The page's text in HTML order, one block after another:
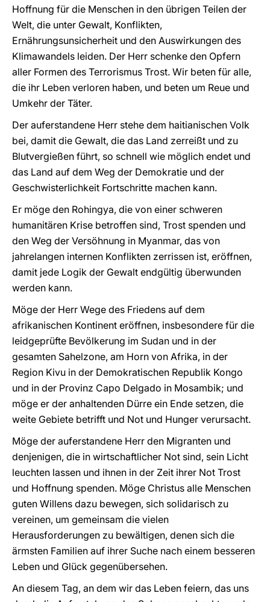
Hoffnung für die Menschen in den übrigen Teilen der
Welt, die unter Gewalt, Konflikten,
Ernährungsunsicherheit und den Auswirkungen des
Klimawandels leiden. Der Herr schenke den Opfern
aller Formen des Terrorismus Trost. Wir beten für alle,
die ihr Leben verloren haben, und beten um Reue und
Umkehr der Täter.
Der auferstandene Herr stehe dem haitianischen Volk
bei, damit die Gewalt, die das Land zerreißt und zu
Blutvergießen führt, so schnell wie möglich endet und
das Land auf dem Weg der Demokratie und der
Geschwisterlichkeit Fortschritte machen kann.
Er möge den Rohingya, die von einer schweren
humanitären Krise betroffen sind, Trost spenden und
den Weg der Versöhnung in Myanmar, das von
jahrelangen internen Konflikten zerrissen ist, eröffnen,
damit jede Logik der Gewalt endgültig überwunden
werden kann.
Möge der Herr Wege des Friedens auf dem
afrikanischen Kontinent eröffnen, insbesondere für die
leidgeprüfte Bevölkerung im Sudan und in der
gesamten Sahelzone, am Horn von Afrika, in der
Region Kivu in der Demokratischen Republik Kongo
und in der Provinz Capo Delgado in Mosambik; und
möge er der anhaltenden Dürre ein Ende setzen, die
weite Gebiete betrifft und Not und Hunger verursacht.
Möge der auferstandene Herr den Migranten und
denjenigen, die in wirtschaftlicher Not sind, sein Licht
leuchten lassen und ihnen in der Zeit ihrer Not Trost
und Hoffnung spenden. Möge Christus alle Menschen
guten Willens dazu bewegen, sich solidarisch zu
vereinen, um gemeinsam die vielen
Herausforderungen zu bewältigen, denen sich die
ärmsten Familien auf ihrer Suche nach einem besseren
Leben und Glück gegenübersehen.
An diesem Tag, an dem wir das Leben feiern, das uns